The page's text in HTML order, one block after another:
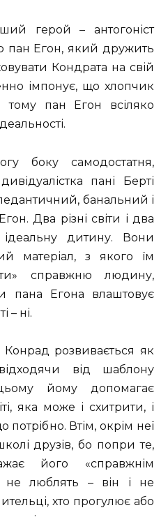
герой – антогоніст
пан Егон, який дружить
Кондрата на свій
імпонує, що хлопчик
тому пан Егон всіляко
боку самодостатня,
пані Берті
банальний і
Два різні світи і два
дитину. Вони
матеріал, з якого їм
справжню людину,
пана Егона влаштовує
– ні.
Конрад розвивається як
від шаблону
йому допомагає
яка може і схитрити, і
Втім, окрім неї
друзів, бо попри те,
його «справжнім
не люблять – він і не
хто прогулює або